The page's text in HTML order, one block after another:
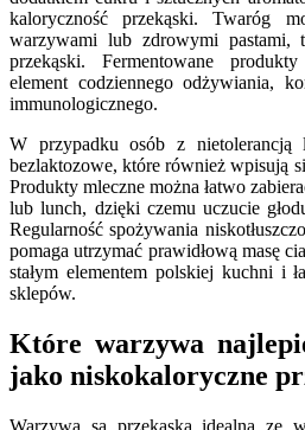
kaloryczność przekąski. Twaróg
warzywami lub zdrowymi pastami,
przekąski. Fermentowane
element codziennego odżywiania,
immunologicznego.
W przypadku osób z nietolerancją
bezlaktozowe, które również wpisują
Produkty mleczne można łatwo
lub lunch, dzięki czemu uczucie
Regularność spożywania
pomaga utrzymać prawidłową masę
stałym elementem polskiej kuchni i
sklepów.
Które warzywa
jako niskokaloryczne
Warzywa są przekąską idealną ze